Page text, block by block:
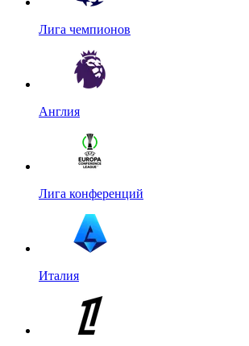
Лига чемпионов
Англия
Лига конференций
Италия